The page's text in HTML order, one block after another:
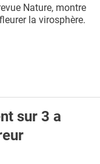
Nature, montre
la virosphère.
sur 3 a